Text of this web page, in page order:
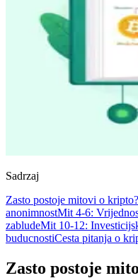
Sadrzaj
Zasto postoje mitovi o kripto?
anonimnostMit 4-6:
zabludeMit 10-12:
buducnostiCesta pitanja o
Zasto postoje